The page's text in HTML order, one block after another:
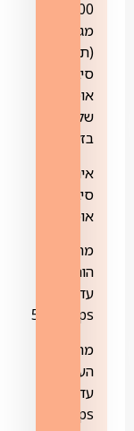
500
מגה
(תשתית
סיבים
אופטיים
של
בזק)
אינטרנט
סיבים
אופטיים
מהירות
הורדה
עד
500Mbps
מהירות
העלאה
עד
50Mbps